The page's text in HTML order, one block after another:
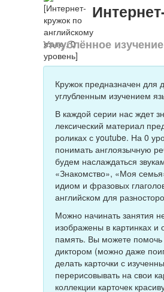
Углублённое
Кружок предназначен для
углубленным изучением
В каждой серии нас ждет
лексический материал
роликах с youtube. На 0
понимать англоязычную
будем наслаждаться
«Знакомство», «Моя
идиом и фразовых
английском для
Можно начинать занятия
изображены в картинках и
память. Вы можете помочь
диктором (можно даже
делать карточки с
перерисовывать на свои
коллекции карточек